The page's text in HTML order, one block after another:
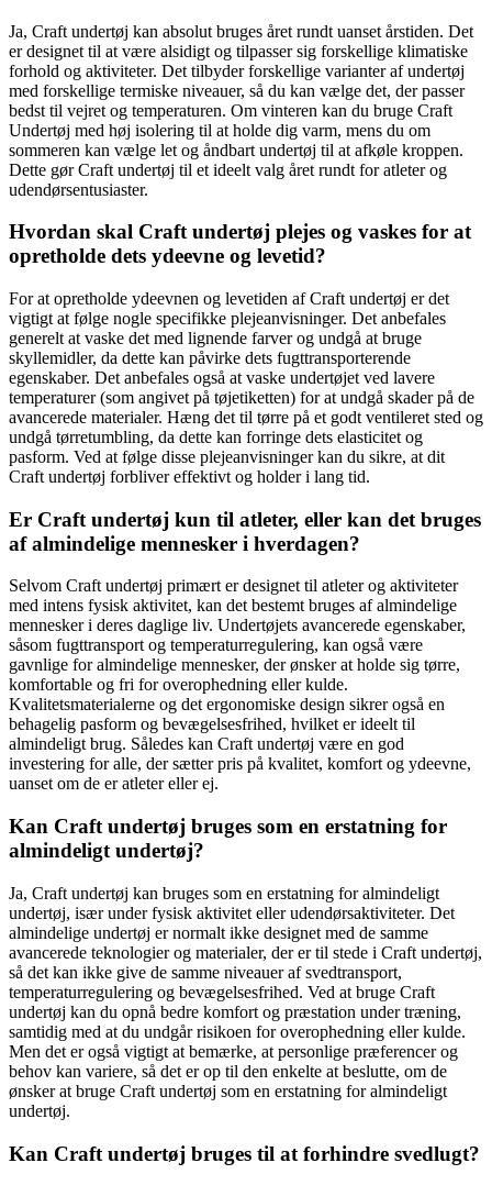
Ja, Craft undertøj kan absolut bruges året rundt uanset årstiden. Det
er designet til at være alsidigt og tilpasser sig forskellige klimatiske
forhold og aktiviteter. Det tilbyder forskellige varianter af undertøj
med forskellige termiske niveauer, så du kan vælge det, der passer
bedst til vejret og temperaturen. Om vinteren kan du bruge Craft
Undertøj med høj isolering til at holde dig varm, mens du om
sommeren kan vælge let og åndbart undertøj til at afkøle kroppen.
Dette gør Craft undertøj til et ideelt valg året rundt for atleter og
udendørsentusiaster.
Hvordan skal Craft undertøj plejes og vaskes for at
opretholde dets ydeevne og levetid?
For at opretholde ydeevnen og levetiden af ​​Craft undertøj er det
vigtigt at følge nogle specifikke plejeanvisninger. Det anbefales
generelt at vaske det med lignende farver og undgå at bruge
skyllemidler, da dette kan påvirke dets fugttransporterende
egenskaber. Det anbefales også at vaske undertøjet ved lavere
temperaturer (som angivet på tøjetiketten) for at undgå skader på de
avancerede materialer. Hæng det til tørre på et godt ventileret sted og
undgå tørretumbling, da dette kan forringe dets elasticitet og
pasform. Ved at følge disse plejeanvisninger kan du sikre, at dit
Craft undertøj forbliver effektivt og holder i lang tid.
Er Craft undertøj kun til atleter, eller kan det bruges
af almindelige mennesker i hverdagen?
Selvom Craft undertøj primært er designet til atleter og aktiviteter
med intens fysisk aktivitet, kan det bestemt bruges af almindelige
mennesker i deres daglige liv. Undertøjets avancerede egenskaber,
såsom fugttransport og temperaturregulering, kan også være
gavnlige for almindelige mennesker, der ønsker at holde sig tørre,
komfortable og fri for overophedning eller kulde.
Kvalitetsmaterialerne og det ergonomiske design sikrer også en
behagelig pasform og bevægelsesfrihed, hvilket er ideelt til
almindeligt brug. Således kan Craft undertøj være en god
investering for alle, der sætter pris på kvalitet, komfort og ydeevne,
uanset om de er atleter eller ej.
Kan Craft undertøj bruges som en erstatning for
almindeligt undertøj?
Ja, Craft undertøj kan bruges som en erstatning for almindeligt
undertøj, især under fysisk aktivitet eller udendørsaktiviteter. Det
almindelige undertøj er normalt ikke designet med de samme
avancerede teknologier og materialer, der er til stede i Craft undertøj,
så det kan ikke give de samme niveauer af svedtransport,
temperaturregulering og bevægelsesfrihed. Ved at bruge Craft
undertøj kan du opnå bedre komfort og præstation under træning,
samtidig med at du undgår risikoen for overophedning eller kulde.
Men det er også vigtigt at bemærke, at personlige præferencer og
behov kan variere, så det er op til den enkelte at beslutte, om de
ønsker at bruge Craft undertøj som en erstatning for almindeligt
undertøj.
Kan Craft undertøj bruges til at forhindre svedlugt?